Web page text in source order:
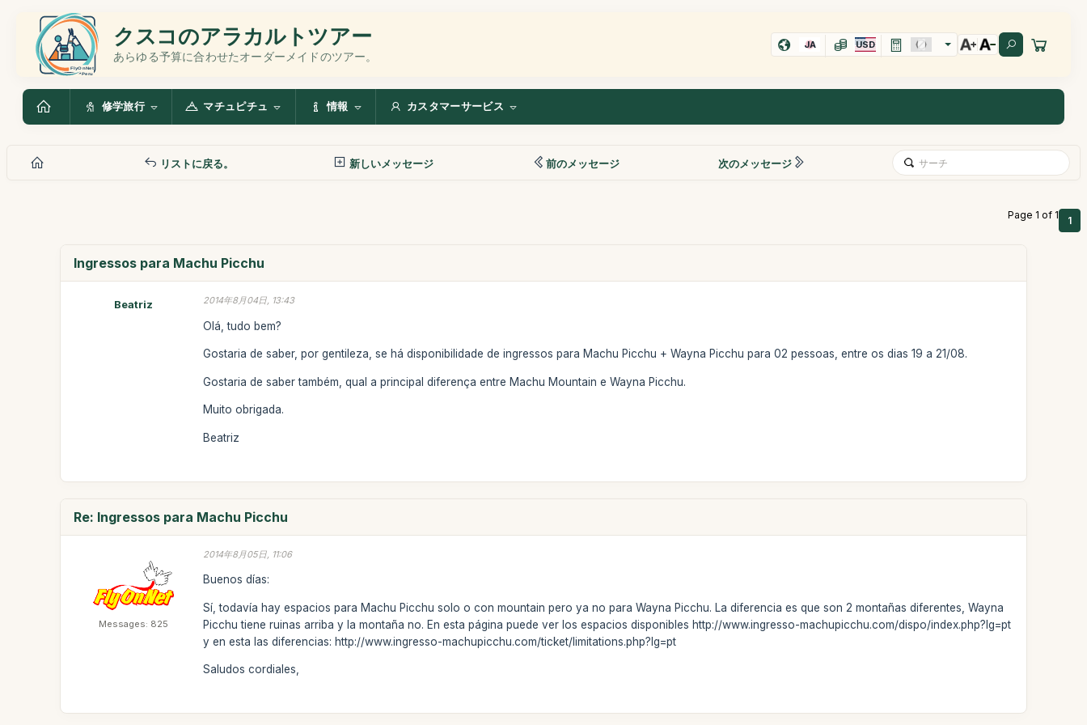
クスコのアラカルトツアー
あらゆる予算に合わせたオーダーメイドのツアー。
JA USD
修学旅行 マチュピチュ 情報 カスタマーサービス
リストに戻る。 新しいメッセージ 前のメッセージ 次のメッセージ
Page 1 of 1 1
Ingressos para Machu Picchu
Beatriz 2014年8月04日, 13:43
Olá, tudo bem?
Gostaria de saber, por gentileza, se há disponibilidade de ingressos para Machu Picchu + Wayna Picchu para 02 pessoas, entre os dias 19 a 21/08.
Gostaria de saber também, qual a principal diferença entre Machu Mountain e Wayna Picchu.
Muito obrigada.
Beatriz
Re: Ingressos para Machu Picchu
Messages: 825
2014年8月05日, 11:06
Buenos días:
Sí, todavía hay espacios para Machu Picchu solo o con mountain pero ya no para Wayna Picchu. La diferencia es que son 2 montañas diferentes, Wayna
Picchu tiene ruinas arriba y la montaña no. En esta página puede ver los espacios disponibles http://www.ingresso-machupicchu.com/dispo/index.php?lg=pt
y en esta las diferencias: http://www.ingresso-machupicchu.com/ticket/limitations.php?lg=pt
Saludos cordiales,